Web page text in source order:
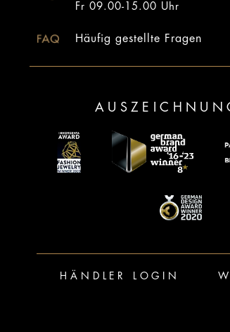
Fr 09.00-15.00 Uhr
Häufig gestellte Fragen
HÄNDLER LOGIN